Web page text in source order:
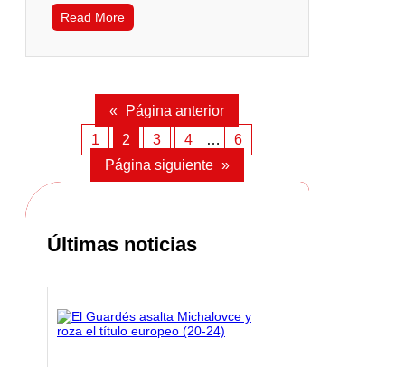
Read More
«
Página anterior
1
2 3 4 …
6
Página siguiente »
Últimas noticias